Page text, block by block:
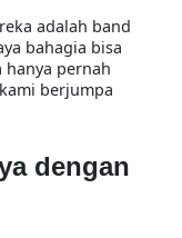
adalah band
bahagia bisa
hanya pernah
berjumpa
dengan